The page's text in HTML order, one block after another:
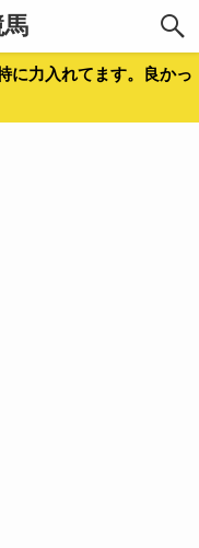
に力入れてます。良かっ